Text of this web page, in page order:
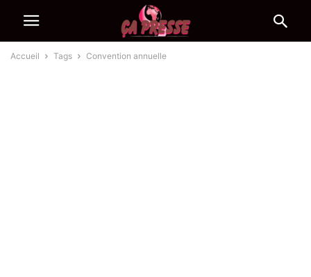
Accueil Tags Convention annuelle